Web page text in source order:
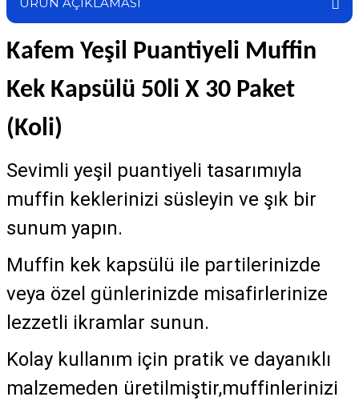
Kafem Yeşil Puantiyeli Muffin
Kek Kapsülü 50li X 30 Paket
(Koli)
Sevimli yeşil puantiyeli tasarımıyla
muffin keklerinizi süsleyin ve şık bir
sunum yapın.
Muffin kek kapsülü ile partilerinizde
veya özel günlerinizde misafirlerinize
lezzetli ikramlar sunun.
Kolay kullanım için pratik ve dayanıklı
malzemeden üretilmiştir,muffinlerinizi